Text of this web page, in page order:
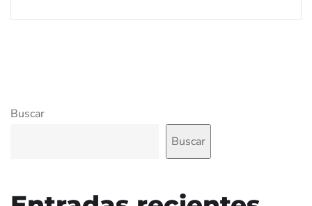
Buscar
Buscar